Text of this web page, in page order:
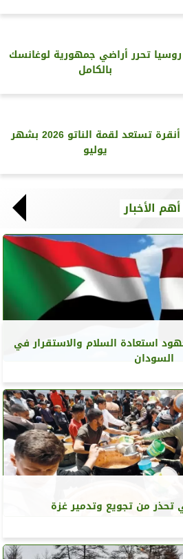
روسيا تحرر أراضي جمهورية لوغانسك
بالكامل
أنقرة تستعد لقمة الناتو 2026 بشهر
يوليو
أهم الأخبار
استعادة السلام والاستقرار في
السودان
تحذر من تجويع وتدمير غزة